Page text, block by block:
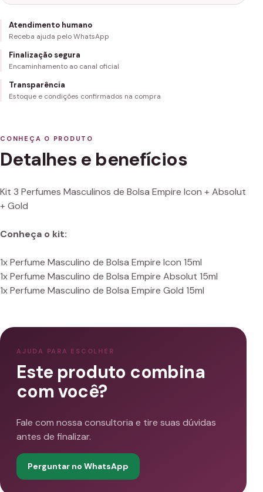
Atendimento humano
Receba ajuda pelo WhatsApp
Finalização segura
Encaminhamento ao canal oficial
Transparência
Estoque e condições confirmados na compra
CONHEÇA O PRODUTO
Detalhes e benefícios
Kit 3 Perfumes Masculinos de Bolsa Empire Icon + Absolut
+ Gold
Conheça o kit:
1x Perfume Masculino de Bolsa Empire Icon 15ml
1x Perfume Masculino de Bolsa Empire Absolut 15ml
1x Perfume Masculino de Bolsa Empire Gold 15ml
AJUDA PARA ESCOLHER
Este produto combina
com você?
Fale com nossa consultoria e tire suas dúvidas
antes de finalizar.
Perguntar no WhatsApp